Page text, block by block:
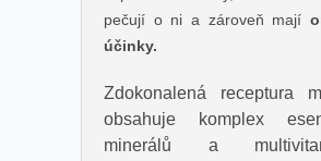
pečují o ni a zároveň mají
účinky.
Zdokonalená receptura
obsahuje komplex
minerálů a